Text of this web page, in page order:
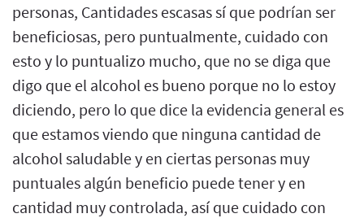
personas, Cantidades escasas sí que podrían ser
beneficiosas, pero puntualmente, cuidado con
esto y lo puntualizo mucho, que no se diga que
digo que el alcohol es bueno porque no lo estoy
diciendo, pero lo que dice la evidencia general es
que estamos viendo que ninguna cantidad de
alcohol saludable y en ciertas personas muy
puntuales algún beneficio puede tener y en
cantidad muy controlada, así que cuidado con